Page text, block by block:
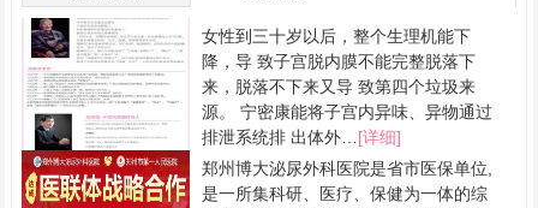
月经
不孕不育
人流
女性到三十岁以后，整个生理机能下
降，导 致子宫脱内膜不能完整脱落下
来，脱落不下来又导 致第四个垃圾来
源。 宁密康能将子宫内异味、异物通过
排泄系统排 出体外… [详细]
郑州博大泌尿外科医院是省市医保单位,
是一所集科研、医疗、保健为一体的综